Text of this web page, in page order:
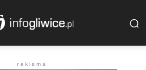
r e k l a m a